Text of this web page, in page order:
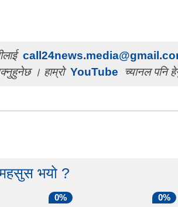
। हाम्रो YouTube च्यानल पनि
भयो ?
0% 0%